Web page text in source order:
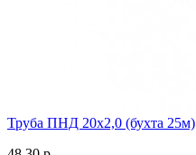
Труба ПНД 20х2,0 (бухта 25м)